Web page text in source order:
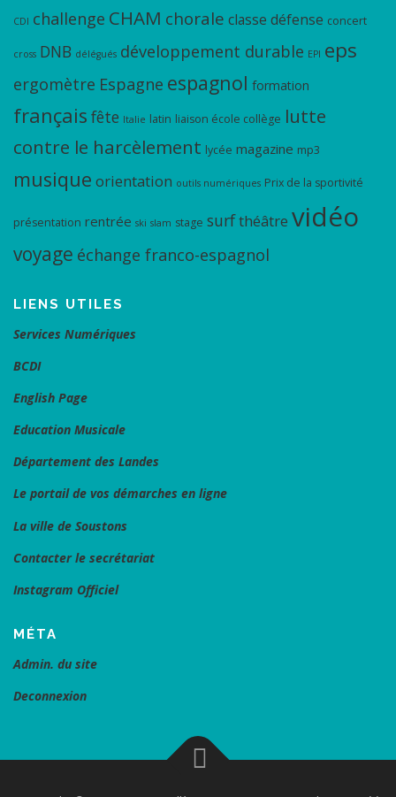
CDI challenge CHAM chorale classe défense concert
cross DNB délégués développement durable EPI eps
ergomètre Espagne espagnol formation
français fête Italie latin liaison école collège lutte
contre le harcèlement lycée magazine mp3
musique orientation outils numériques Prix de la sportivité
présentation rentrée ski slam stage surfthéâtre vidéo
voyage échange franco-espagnol
LIENS UTILES
Services Numériques
BCDI
English Page
Education Musicale
Département des Landes
Le portail de vos démarches en ligne
La ville de Soustons
Contacter le secrétariat
Instagram Officiel
MÉTA
Admin. du site
Deconnexion